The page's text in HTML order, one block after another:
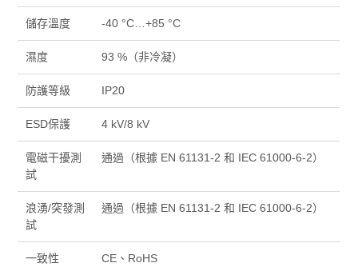
儲存溫度 -40 °C…+85 °C
濕度 93 %（非冷凝）
防護等級 IP20
ESD保護 4 kV/8 kV
電磁干擾測
試
通過（根據 EN 61131-2 和 IEC 61000-6-2）
浪湧/突發測
試
通過（根據 EN 61131-2 和 IEC 61000-6-2）
一致性 CE、RoHS